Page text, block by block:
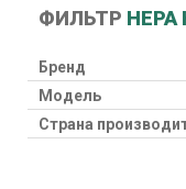
ФИЛЬТР
Бренд
Модель
Страна